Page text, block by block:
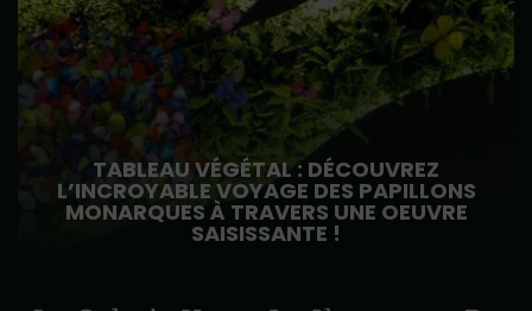
TABLEAU VÉGÉTAL : DÉCOUVREZ
L’INCROYABLE VOYAGE DES PAPILLONS
MONARQUES À TRAVERS UNE OEUVRE
SAISISSANTE !